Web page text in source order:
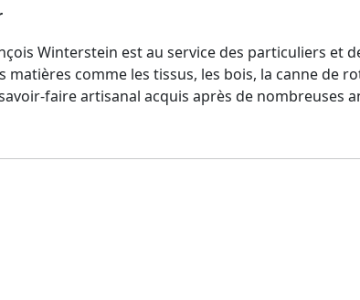
Winterstein est au service des particuliers et
matières comme les tissus, les bois, la canne de
faire artisanal acquis après de nombreuses